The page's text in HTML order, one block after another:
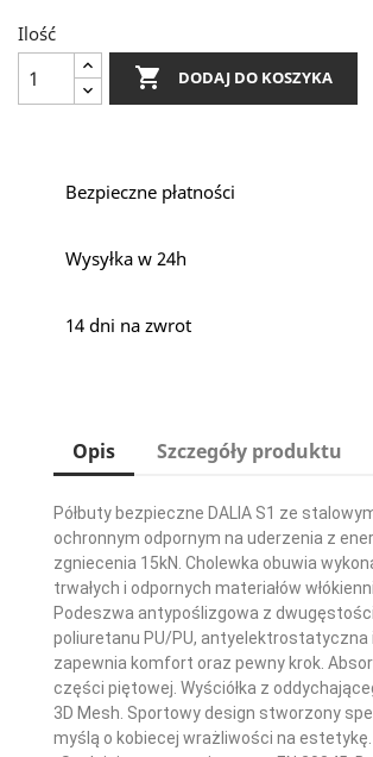
Ilość
 DODAJ DO KOSZYKA
Bezpieczne płatności
Wysyłka w 24h
14 dni na zwrot
Opis Szczegóły produktu
Półbuty bezpieczne DALIA S1 ze
ochronnym odpornym na uderzenia z
zgniecenia 15kN. Cholewka obuwia
trwałych i odpornych materiałów
Podeszwa antypoślizgowa z
poliuretanu PU/PU, antyelektrostatyczna
zapewnia komfort oraz pewny krok.
części piętowej. Wyściółka z
3D Mesh. Sportowy design stworzony
myślą o kobiecej wrażliwości na estetykę.